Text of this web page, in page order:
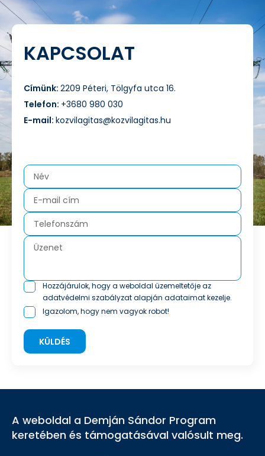
KAPCSOLAT
Címünk: 2209 Péteri, Tölgyfa utca 16.
Telefon: +3680 980 030
E-mail: kozvilagitas@kozvilagitas.hu
Hozzájárulok, hogy a weboldal üzemeltetője az
adatvédelmi szabályzatalapján adataimat kezelje.
Igazolom, hogy nem vagyok robot!
KÜLDÉS
A weboldal a Demján Sándor Program
keretében és támogatásával valósult meg.